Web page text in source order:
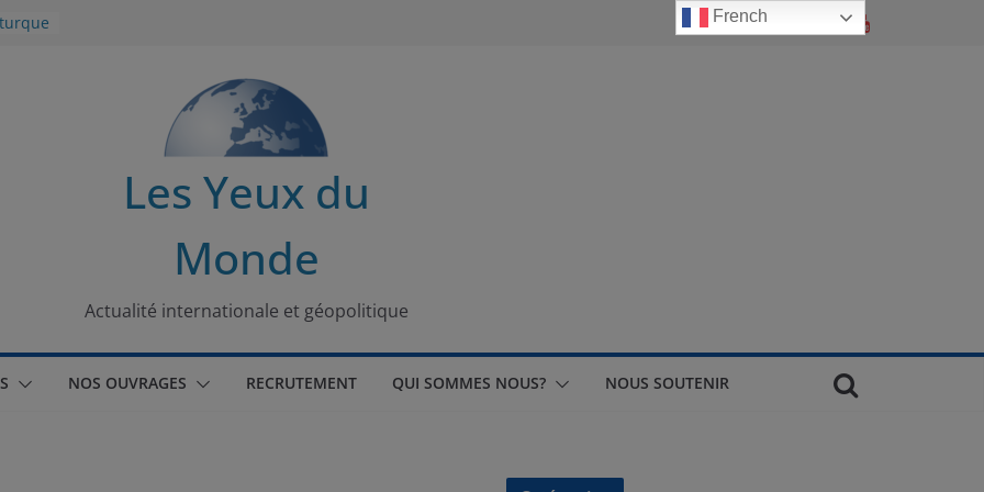
Les Yeux du
Monde
Actualité internationale et géopolitique
NOS OUVRAGES RECRUTEMENT QUI SOMMES NOUS? NOUS SOUTENIR
French